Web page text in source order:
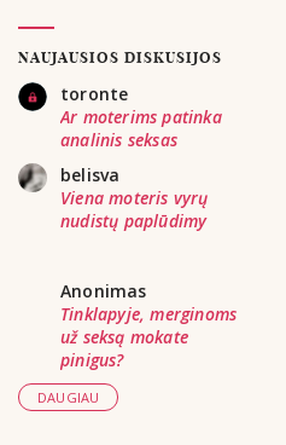
NAUJAUSIOS DISKUSIJOS
toronte
Ar moterims patinka
analinis seksas
belisva
Viena moteris vyrų
nudistų paplūdimy
Anonimas
Tinklapyje, merginoms
už seksą mokate
pinigus?
DAUGIAU